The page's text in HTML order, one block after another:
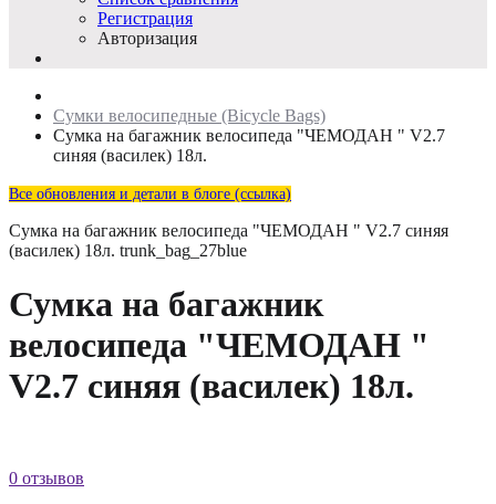
Регистрация
Авторизация
Сумки велосипедные (Bicycle Bags)
Сумка на багажник велосипеда "ЧЕМОДАН " V2.7
синяя (василек) 18л.
Все обновления и детали в блоге (ссылка)
Сумка на багажник велосипеда "ЧЕМОДАН " V2.7 синяя
(василек) 18л. trunk_bag_27blue
Сумка на багажник
велосипеда "ЧЕМОДАН "
V2.7 синяя (василек) 18л.
0 отзывов